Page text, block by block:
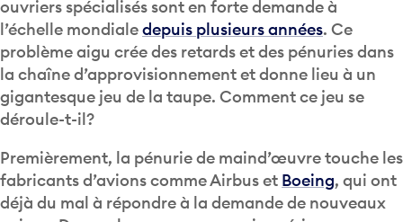
ouvriers spécialisés sont en forte demande à
l’échelle mondialedepuis plusieurs années. Ce
problème aigu crée des retards et des pénuries dans
la chaîne d’approvisionnement et donne lieu à un
gigantesque jeu de la taupe. Comment ce jeu se
déroule-t-il?
Premièrement, la pénurie de maind’œuvre touche les
fabricants d’avions comme Airbus et Boeing, qui ont
déjà du mal à répondre à la demande de nouveaux